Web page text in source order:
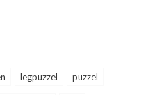
legpuzzel puzzel